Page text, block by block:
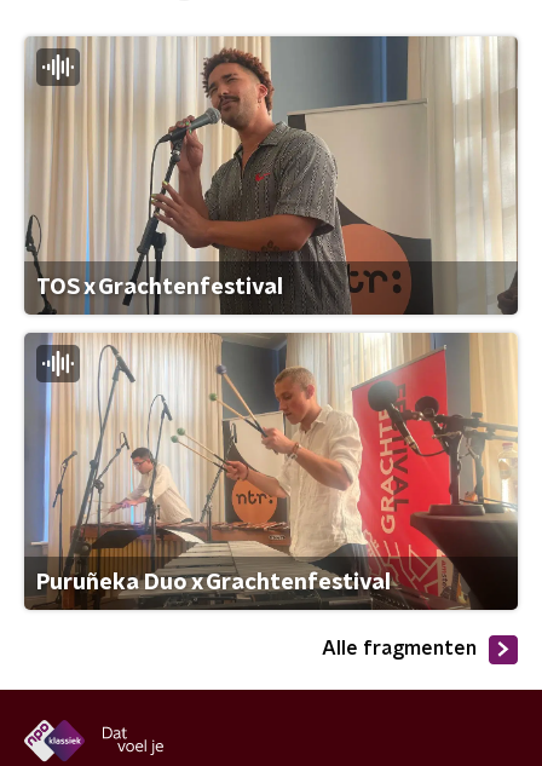
TOS x Grachtenfestival
Puruñeka Duo x Grachtenfestival
Alle fragmenten